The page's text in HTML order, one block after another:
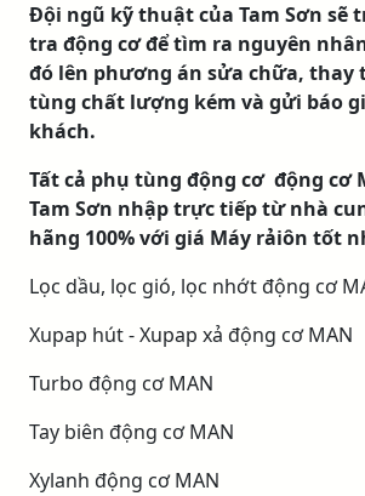
Đội ngũ kỹ thuật của Tam Sơn sẽ
tra động cơ để tìm ra nguyên
đó lên phương án sửa chữa, thay
tùng chất lượng kém và gửi báo
khách.
Tất cả phụ tùng động cơ động cơ
Tam Sơn nhập trực tiếp từ nhà
hãng 100% với giá Máy rảiôn tốt
Lọc dầu, lọc gió, lọc nhớt động cơ
Xupap hút - Xupap xả động cơ MAN
Turbo động cơ MAN
Tay biên động cơ MAN
Xylanh động cơ MAN